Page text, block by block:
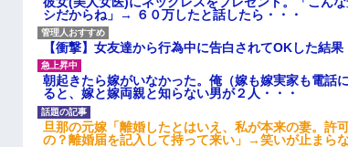
シだからね」→ ６０万したと話したら・・・
【衝撃】女友達から行為中に告白されてOKした結果
朝起きたら嫁がいなかった。俺（嫁も嫁実家も電
ると、嫁と嫁両親と知らない男が２人・・・
旦那の元嫁「離婚したとはいえ、私が本来の妻。許
の？離婚届を記入して持って来い」→笑いが止まら